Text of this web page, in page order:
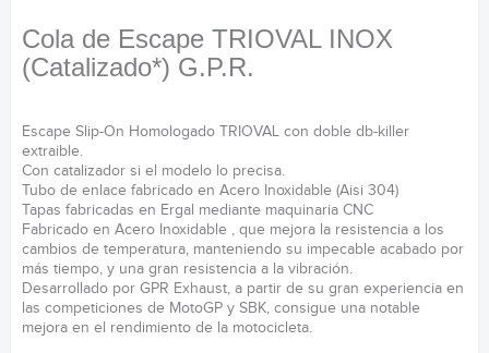
Cola de Escape TRIOVAL INOX
(Catalizado*) G.P.R.
Escape Slip-On Homologado TRIOVAL con doble db-killer
extraible.
Con catalizador si el modelo lo precisa.
Tubo de enlace fabricado en Acero Inoxidable (Aisi 304)
Tapas fabricadas en Ergal mediante maquinaria CNC
Fabricado en Acero Inoxidable , que mejora la resistencia a los
cambios de temperatura, manteniendo su impecable acabado por
más tiempo, y una gran resistencia a la vibración.
Desarrollado por GPR Exhaust, a partir de su gran experiencia en
las competiciones de MotoGP y SBK, consigue una notable
mejora en el rendimiento de la motocicleta.